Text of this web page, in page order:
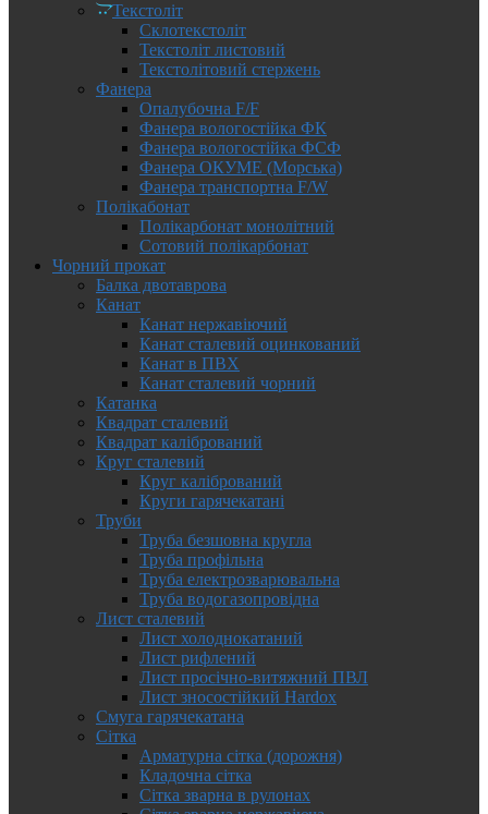
Текстоліт
Склотекстоліт
Текстоліт листовий
Текстолітовий стержень
Фанера
Опалубочна F/F
Фанера вологостійка ФК
Фанера вологостійка ФСФ
Фанера ОКУМЕ (Морська)
Фанера транспортна F/W
Полікабонат
Полікарбонат монолітний
Сотовий полікарбонат
Чорний прокат
Балка двотаврова
Канат
Канат нержавіючий
Канат сталевий оцинкований
Канат в ПВХ
Канат сталевий чорний
Катанка
Квадрат сталевий
Квадрат калібрований
Круг сталевий
Круг калібрований
Круги гарячекатані
Труби
Труба безшовна кругла
Труба профільна
Труба електрозварювальна
Труба водогазопровідна
Лист сталевий
Лист холоднокатаний
Лист рифлений
Лист просічно-витяжний ПВЛ
Лист зносостійкий Hardox
Смуга гарячекатана
Сітка
Арматурна сітка (дорожня)
Кладочна сітка
Сітка зварна в рулонах